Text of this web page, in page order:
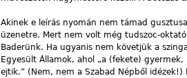
Akinek e leírás nyomán nem támad
üzenetre. Mert nem volt még tudszoc-
Baderünk. Ha ugyanis nem követjük a
Egyesült Államok, ahol „a (fekete)
ejtik.” (Nem, nem a Szabad Népből